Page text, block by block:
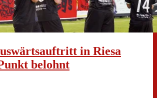
in Riesa
belohnt